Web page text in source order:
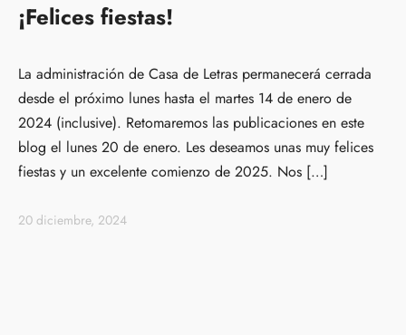
¡Felices fiestas!
La administración de Casa de Letras permanecerá cerrada
desde el próximo lunes hasta el martes 14 de enero de
2024 (inclusive). Retomaremos las publicaciones en este
blog el lunes 20 de enero. Les deseamos unas muy felices
fiestas y un excelente comienzo de 2025. Nos […]
20 diciembre, 2024